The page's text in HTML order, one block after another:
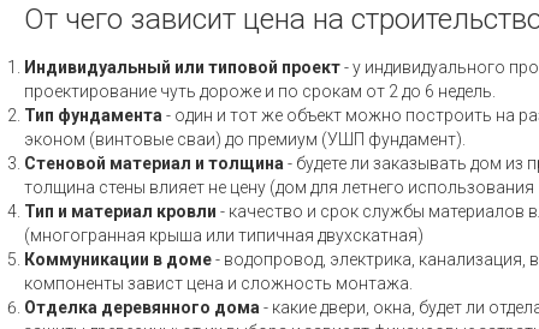
От чего зависит цена на
Индивидуальный или типовой проект- у индивидуального
проектирование чуть дороже и по срокам от 2 до 6 недель.
Тип фундамента - один и тот же объект можно построить на
эконом (винтовые сваи) до премиум (УШП фундамент).
Стеновой материал и толщина - будете ли заказывать дом из
толщина стены влияет не цену (дом для летнего
Тип и материал кровли - качество и срок службы материалов
(многогранная крыша или типичная двухскатная)
Коммуникации в доме- водопровод, электрика, канализация,
компоненты завист цена и сложность монтажа.
Отделка деревянного дома - какие двери, окна, будет ли